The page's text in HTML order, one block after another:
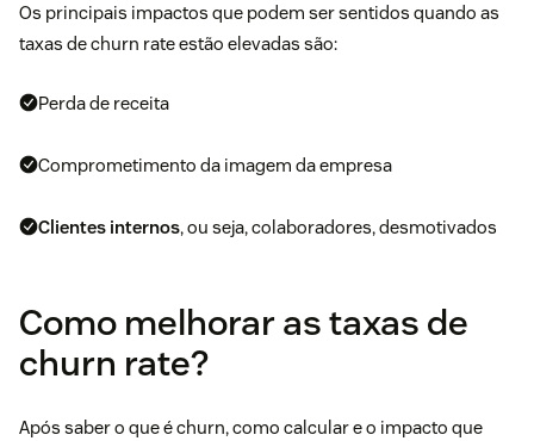
Os principais impactos que podem ser sentidos quando as
taxas de churn rate estão elevadas são:
Perda de receita
Comprometimento da imagem da empresa
Clientes internos, ou seja, colaboradores, desmotivados
Como melhorar as taxas de
churn rate?
Após saber o que é churn, como calcular e o impacto que